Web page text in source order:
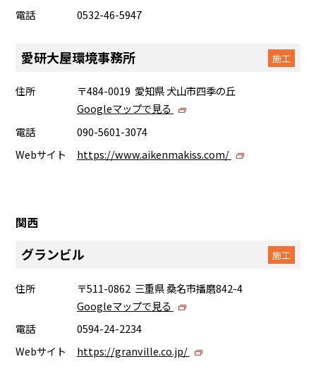
電話
0532-46-5947
愛研大屋環境事務所 施工
住所
〒484-0019 愛知県 犬山市四季の丘
Googleマップで見る
電話
090-5601-3074
Webサイト
https://www.aikenmakiss.com/
関西
グランビル 施工
住所
〒511-0862 三重県 桑名市播磨842-4
Googleマップで見る
電話
0594-24-2234
Webサイト
https://granville.co.jp/